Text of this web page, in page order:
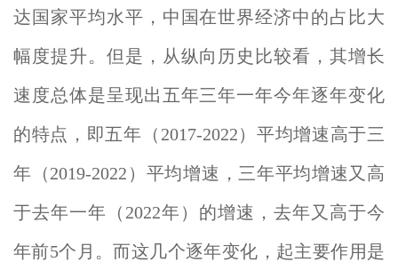
达国家平均水平，中国在世界经济中的占比大
幅度提升。但是，从纵向历史比较看，其增长
速度总体是呈现出五年三年一年今年逐年变化
的特点，即五年（2017-2022）平均增速高于三
年（2019-2022）平均增速，三年平均增速又高
于去年一年（2022年）的增速，去年又高于今
年前5个月。而这几个逐年变化，起主要作用是